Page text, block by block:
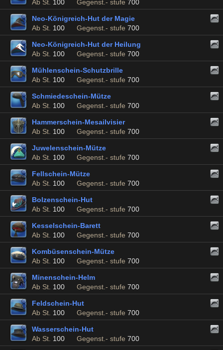
Ab St. 100 Gegenst.- stufe 700
Neo-Königreich-Hut der Magie
Ab St. 100 Gegenst.- stufe 700
Neo-Königreich-Hut der Heilung
Ab St. 100 Gegenst.- stufe 700
Mühlenschein-Schutzbrille
Ab St. 100 Gegenst.- stufe 700
Schmiedeschein-Mütze
Ab St. 100 Gegenst.- stufe 700
Hammerschein-Mesailvisier
Ab St. 100 Gegenst.- stufe 700
Juwelenschein-Mütze
Ab St. 100 Gegenst.- stufe 700
Fellschein-Mütze
Ab St. 100 Gegenst.- stufe 700
Bolzenschein-Hut
Ab St. 100 Gegenst.- stufe 700
Kesselschein-Barett
Ab St. 100 Gegenst.- stufe 700
Kombüsenschein-Mütze
Ab St. 100 Gegenst.- stufe 700
Minenschein-Helm
Ab St. 100 Gegenst.- stufe 700
Feldschein-Hut
Ab St. 100 Gegenst.- stufe 700
Wasserschein-Hut
Ab St. 100 Gegenst.- stufe 700